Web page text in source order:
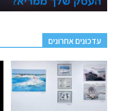
עדכונים אחרונים